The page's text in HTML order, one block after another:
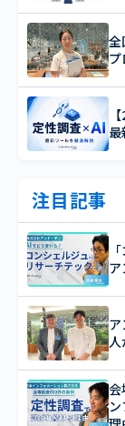
全
注目記事
会